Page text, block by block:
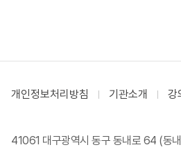
개인정보처리방침 기관소개 강
41061 대구광역시 동구 동내로 64 (동